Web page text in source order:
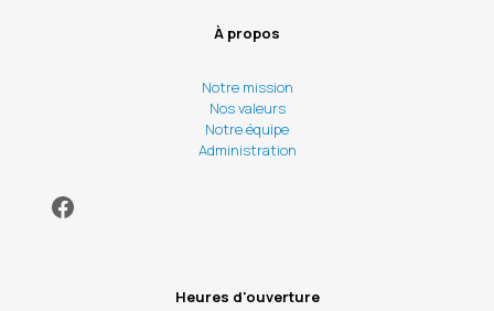
À propos
Notre mission
Nos valeurs
Notre équipe
Administration
Facebook
Heures d'ouverture